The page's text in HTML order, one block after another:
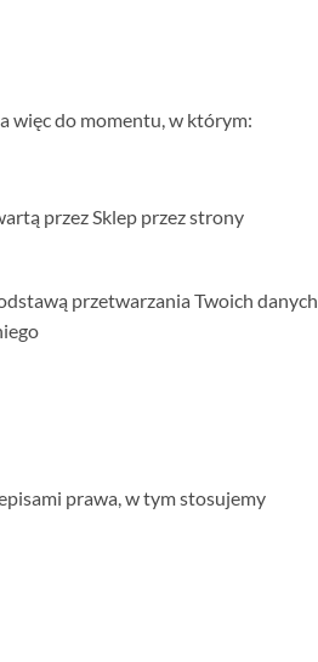
więc do momentu, w którym:
przez Sklep przez strony
przetwarzania Twoich danych
prawa, w tym stosujemy